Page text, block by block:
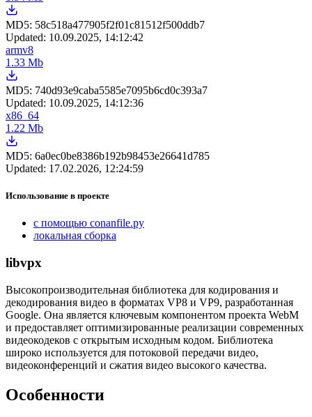
MD5: 58c518a477905f2f01c81512f500ddb7
Updated: 10.09.2025, 14:12:42
armv8
1.33 Mb
MD5: 740d93e9caba5585e7095b6cd0c393a7
Updated: 10.09.2025, 14:12:36
x86_64
1.22 Mb
MD5: 6a0ec0be8386b192b98453e26641d785
Updated: 17.02.2026, 12:24:59
Использование в проекте
с помощью conanfile.py
локальная сборка
libvpx
Высокопроизводительная библиотека для кодирования и
декодирования видео в форматах VP8 и VP9, разработанная
Google. Она является ключевым компонентом проекта WebM
и предоставляет оптимизированные реализации современных
видеокодеков с открытым исходным кодом. Библиотека
широко используется для потоковой передачи видео,
видеоконференций и сжатия видео высокого качества.
Особенности